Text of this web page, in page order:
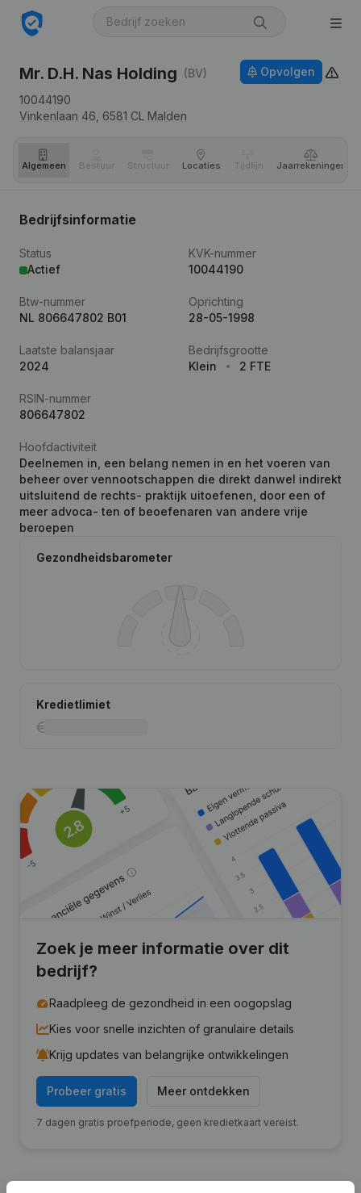
Mr. D.H. Nas Holding (BV)
10044190
Vinkenlaan 46, 6581 CL Malden
Opvolgen
Algemeen Bestuur Structuur Locaties Tijdlijn Jaar­rekeningen
Bedrijfsinformatie
Status
Actief
KVK-nummer
10044190
Btw-nummer
NL 806647802 B01
Oprichting
28-05-1998
Laatste balansjaar
2024
Bedrijfsgrootte
Klein
2 FTE
RSIN-nummer
806647802
Hoofdactiviteit
Deelnemen in, een belang nemen in en het voeren van
beheer over vennootschappen die direkt danwel indirekt
uitsluitend de rechts- praktijk uitoefenen, door een of
meer advoca- ten of beoefenaren van andere vrije
beroepen
Gezondheidsbarometer
Kredietlimiet
Zoek je meer informatie over dit
bedrijf?
Raadpleeg de gezondheid in een oogopslag
Kies voor snelle inzichten of granulaire details
Krijg updates van belangrijke ontwikkelingen
Probeer gratis Meer ontdekken
7 dagen gratis proefperiode, geen kredietkaart vereist.